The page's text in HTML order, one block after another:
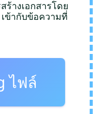
างเอกสารโดย
ข้ากับข้อความที่
ไฟล์